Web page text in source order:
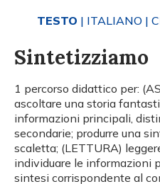
TESTO | ITALIANO |
Sintetizziamo
1 percorso didattico per:
ascoltare una storia
informazioni principali,
secondarie; produrre una
scaletta; (LETTURA)
individuare le informazioni
sintesi corrispondente al